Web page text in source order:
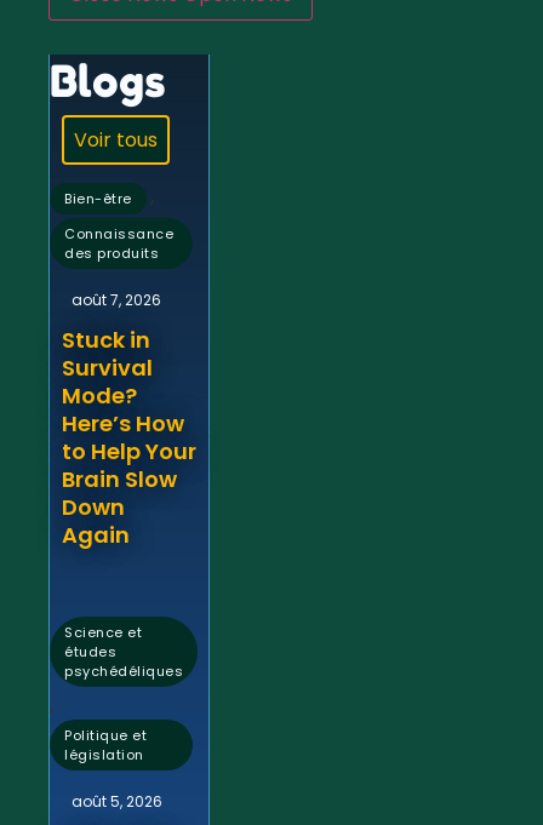
Blogs
Voir tous
Bien-être ,
Connaissance
des produits
août 7, 2026
Stuck in
Survival
Mode?
Here’s How
to Help Your
Brain Slow
Down
Again
Science et
études
psychédéliques
,
Politique et
législation
août 5, 2026